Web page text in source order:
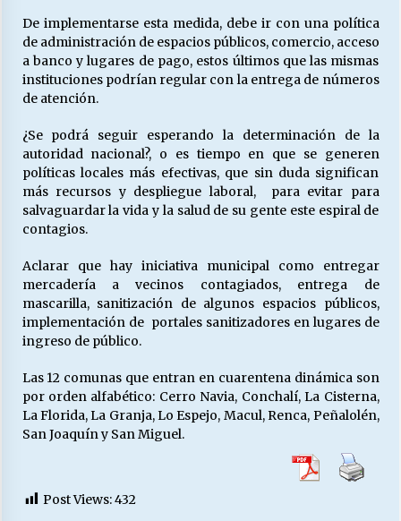
De implementarse esta medida, debe ir con una política
de administración de espacios públicos, comercio, acceso
a banco y lugares de pago, estos últimos que las mismas
instituciones podrían regular con la entrega de números
de atención.
¿Se podrá seguir esperando la determinación de la
autoridad nacional?, o es tiempo en que se generen
políticas locales más efectivas, que sin duda significan
más recursos y despliegue laboral, para evitar para
salvaguardar la vida y la salud de su gente este espiral de
contagios.
Aclarar que hay iniciativa municipal como entregar
mercadería a vecinos contagiados, entrega de
mascarilla, sanitización de algunos espacios públicos,
implementación de portales sanitizadores en lugares de
ingreso de público.
Las 12 comunas que entran en cuarentena dinámica son
por orden alfabético: Cerro Navia, Conchalí, La Cisterna,
La Florida, La Granja, Lo Espejo, Macul, Renca, Peñalolén,
San Joaquín y San Miguel.
Post Views:432